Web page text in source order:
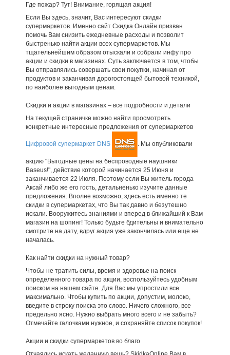
Где пожар? Тут! Внимание, горящая акция!
Если Вы здесь, значит, Вас интересуют скидки
супермаркетов. Именно сайт Скидка Онлайн призван
помочь Вам снизить ежедневные расходы и позволит
быстренько найти акции всех супермаркетов. Мы
тщательнейшим образом отыскали и собрали инфу про
акции и скидки в магазинах. Суть заключается в том, чтобы
Вы отправлялись совершать свои покупки, начиная от
продуктов и заканчивая дорогостоящей бытовой техникой,
по наиболее выгодным ценам.
Скидки и акции в магазинах – все подробности и детали
На текущей страничке можно найти просмотреть
конкретные интересные предложения от супермаркетов
Цифровой супермаркет DNS . Мы опубликовали
акцию "Выгодные цены на беспроводные наушники
Baseus!", действие которой начинается 25 Июня и
заканчивается 22 Июля. Поэтому если Вы житель города
Аксай либо же его гость, детальненько изучите данные
предложения. Вполне возможно, здесь есть именно те
скидки в супермаркетах, что Вы так давно и безутешно
искали. Вооружитесь знаниями и вперед в ближайший к Вам
магазин на шопинг! Только будьте бдительны и внимательно
смотрите на дату, вдруг акция уже закончилась или еще не
началась.
Как найти скидки на нужный товар?
Чтобы не тратить силы, время и здоровье на поиск
определенного товара по акции, воспользуйтесь удобным
поиском на нашем сайте. Для Вас мы упростили все
максимально. Чтобы купить по акции, допустим, молоко,
введите в строку поиска это слово. Ничего сложного, все
предельно ясно. Нужно выбрать много всего и не забыть?
Отмечайте галочками нужное, и сохраняйте список покупок!
Акции и скидки супермаркетов во благо